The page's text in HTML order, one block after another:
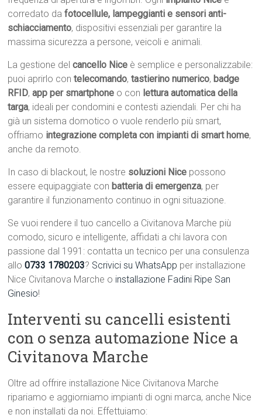
corredato dafotocellule, lampeggianti e sensori anti-
schiacciamento, dispositivi essenziali per garantire la
massima sicurezza a persone, veicoli e animali.
La gestione delcancello Nice è semplice e personalizzabile:
puoi aprirlo contelecomando,tastierino numerico, badge
RFID,app per smartphone o con lettura automatica della
targa, ideali per condomini e contesti aziendali. Per chi ha
già un sistema domotico o vuole renderlo più smart,
offriamo integrazione completa con impianti di smart home,
anche da remoto.
In caso di blackout, le nostre soluzioni Nice possono
essere equipaggiate con batteria di emergenza, per
garantire il funzionamento continuo in ogni situazione.
Se vuoi rendere il tuo cancello a Civitanova Marche più
comodo, sicuro e intelligente, affidati a chi lavora con
passione dal 1991: contatta un tecnico per una consulenza
allo0733 1780203? Scrivici su WhatsApp per installazione
Nice Civitanova Marche o installazione Fadini Ripe San
Ginesio!
Interventi su cancelli esistenti
con o senza automazione Nice a
Civitanova Marche
Oltre ad offrire installazione Nice Civitanova Marche
ripariamo e aggiorniamo impianti di ogni marca, anche Nice
e non installati da noi. Effettuiamo: